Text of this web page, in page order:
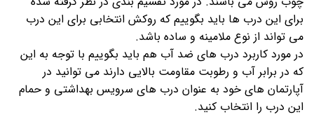
برای این درب ها باید بگوییم که روکش انتخابی برای این درب
می تواند از نوع ملامینه و ساده باشد.
در مورد کاربرد درب های ضد آب هم باید بگوییم با توجه به این
که در برابر آب و رطوبت مقاومت بالایی دارند می توانید در
آپارتمان های خود به عنوان درب های سرویس بهداشتی و حمام
این درب را انتخاب کنید.